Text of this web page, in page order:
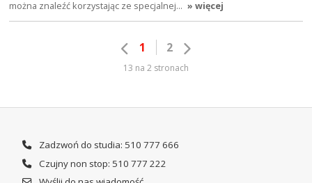
można znaleźć korzystając ze specjalnej… » więcej
1 2
13 na 2 stronach
Zadzwoń do studia: 510 777 666
Czujny non stop: 510 777 222